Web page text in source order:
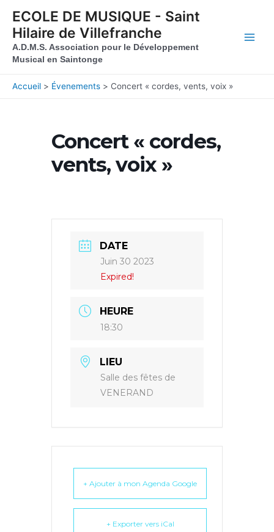
ECOLE DE MUSIQUE - Saint
Hilaire de Villefranche
A.D.M.S. Association pour le Développement
Musical en Saintonge
Accueil Évenements Concert « cordes, vents, voix »
Concert « cordes,
vents, voix »
DATE
Juin 30 2023
Expired!
HEURE
18:30
LIEU
Salle des fêtes de
VENERAND
+ Ajouter à mon Agenda Google
+ Exporter vers iCal